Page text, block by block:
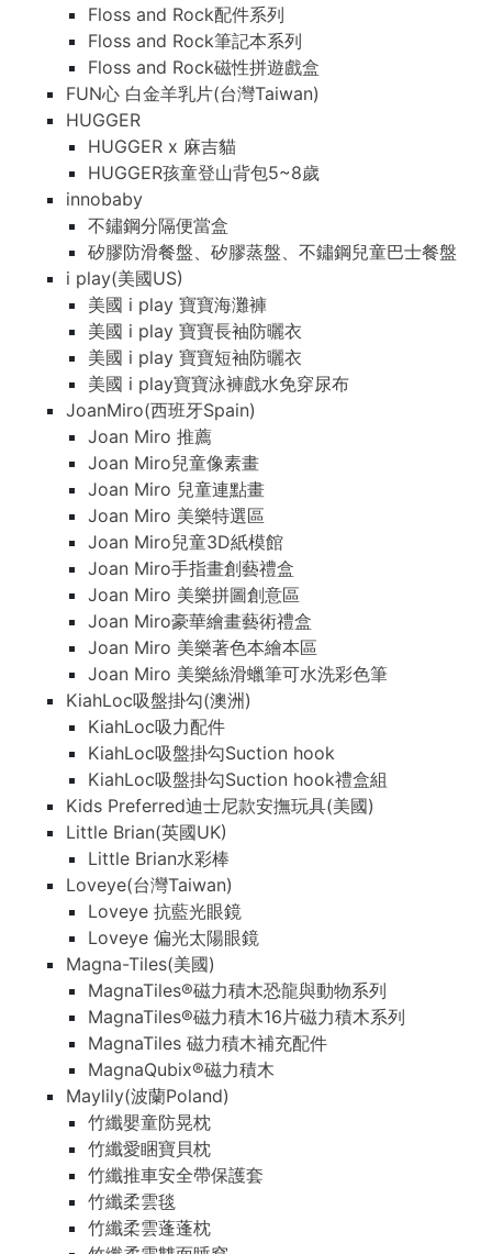
Floss and Rock配件系列
Floss and Rock筆記本系列
Floss and Rock磁性拼遊戲盒
FUN心 白金羊乳片(台灣Taiwan)
HUGGER
HUGGER x 麻吉貓
HUGGER孩童登山背包5~8歲
innobaby
不鏽鋼分隔便當盒
矽膠防滑餐盤、矽膠蒸盤、不鏽鋼兒童巴士餐盤
i play(美國US)
美國 i play 寶寶海灘褲
美國 i play 寶寶長袖防曬衣
美國 i play 寶寶短袖防曬衣
美國 i play寶寶泳褲戲水免穿尿布
JoanMiro(西班牙Spain)
Joan Miro 推薦
Joan Miro兒童像素畫
Joan Miro 兒童連點畫
Joan Miro 美樂特選區
Joan Miro兒童3D紙模館
Joan Miro手指畫創藝禮盒
Joan Miro 美樂拼圖創意區
Joan Miro豪華繪畫藝術禮盒
Joan Miro 美樂著色本繪本區
Joan Miro 美樂絲滑蠟筆可水洗彩色筆
KiahLoc吸盤掛勾(澳洲)
KiahLoc吸力配件
KiahLoc吸盤掛勾Suction hook
KiahLoc吸盤掛勾Suction hook禮盒組
Kids Preferred迪士尼款安撫玩具(美國)
Little Brian(英國UK)
Little Brian水彩棒
Loveye(台灣Taiwan)
Loveye 抗藍光眼鏡
Loveye 偏光太陽眼鏡
Magna-Tiles(美國)
MagnaTiles®磁力積木恐龍與動物系列
MagnaTiles®磁力積木16片磁力積木系列
MagnaTiles 磁力積木補充配件
MagnaQubix®磁力積木
Maylily(波蘭Poland)
竹纖嬰童防晃枕
竹纖愛睏寶貝枕
竹纖推車安全帶保護套
竹纖柔雲毯
竹纖柔雲蓬蓬枕